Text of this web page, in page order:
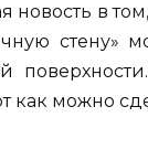
новость в
стену»
как можно